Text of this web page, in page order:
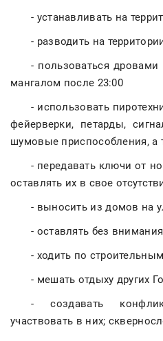
- устанавливать на
- разводить на
- пользоваться дровами
мангалом после 23:00
- использовать
фейерверки, петарды,
шумовые приспособления, а
- передавать ключи от
оставлять их в свое
- выносить из домов на
- оставлять без
- ходить по
- мешать отдыху других
- создавать
участвовать в них;